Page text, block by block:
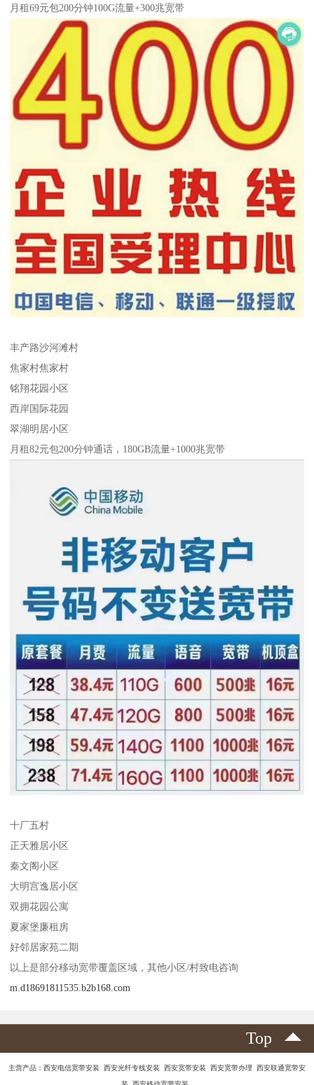
月租69元包200分钟100G流量+300兆宽带
丰产路沙河滩村
焦家村焦家村
铭翔花园小区
西岸国际花园
翠湖明居小区
月租82元包200分钟通话，180GB流量+1000兆宽带
十厂五村
正天雅居小区
秦文阁小区
大明宫逸居小区
双拥花园公寓
夏家堡廉租房
好邻居家苑二期
以上是部分移动宽带覆盖区域，其他小区/村致电咨询
m.d18691811535.b2b168.com
Top
主营产品：西安电信宽带安装 西安光纤专线安装 西安宽带安装 西安宽带办理 西安联通宽带安